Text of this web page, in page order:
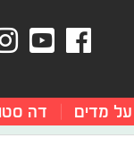
על מדים דה